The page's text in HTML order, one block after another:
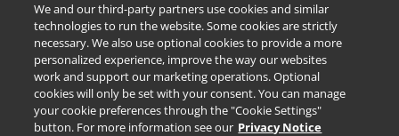
We and our third-party partners use cookies and similar
technologies to run the website. Some cookies are strictly
necessary. We also use optional cookies to provide a more
personalized experience, improve the way our websites
work and support our marketing operations. Optional
cookies will only be set with your consent. You can manage
your cookie preferences through the "Cookie Settings"
button. For more information see our Privacy Notice